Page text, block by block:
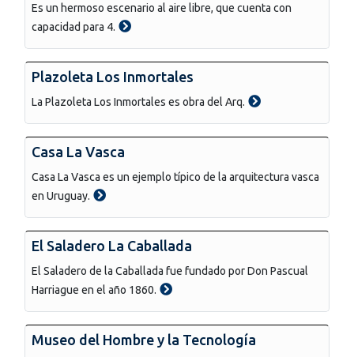
Es un hermoso escenario al aire libre, que cuenta con
capacidad para 4.
Plazoleta Los Inmortales
La Plazoleta Los Inmortales es obra del Arq.
Casa La Vasca
Casa La Vasca es un ejemplo típico de la arquitectura vasca
en Uruguay.
El Saladero La Caballada
El Saladero de la Caballada fue fundado por Don Pascual
Harriague en el año 1860.
Museo del Hombre y la Tecnología